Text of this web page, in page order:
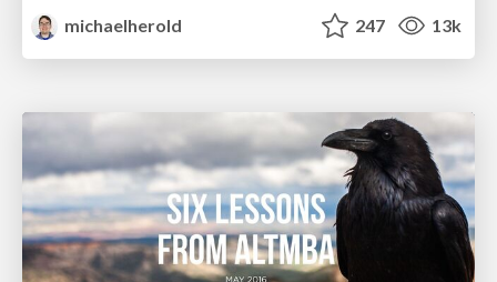
michaelherold
247 13k